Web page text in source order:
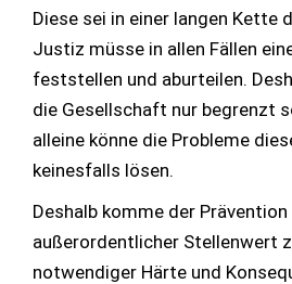
Diese sei in einer langen Kette
Justiz müsse in allen Fällen
feststellen und aburteilen.
die Gesellschaft nur begrenzt
alleine könne die Probleme
keinesfalls lösen.
Deshalb komme der Prävention
außerordentlicher Stellenwert
notwendiger Härte und